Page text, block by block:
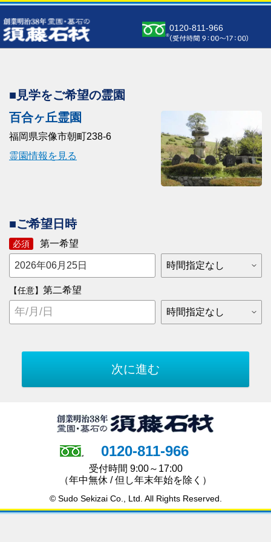
0120-811-966
■見学をご希望の霊園
百合ヶ丘霊園
福岡県宗像市朝町238-6
霊園情報を見る
■ご希望日時
必須 第一希望
【任意】 第二希望
0120-811-966
受付時間 9:00～17:00
（年中無休 / 但し年末年始を除く）
© Sudo Sekizai Co., Ltd. All Rights Reserved.